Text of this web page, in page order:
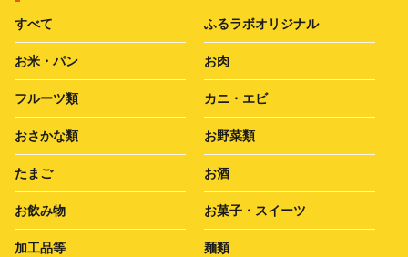
すべて ふるラボオリジナル
お米・パン お肉
フルーツ類 カニ・エビ
おさかな類 お野菜類
たまご お酒
お飲み物 お菓子・スイーツ
加工品等 麺類